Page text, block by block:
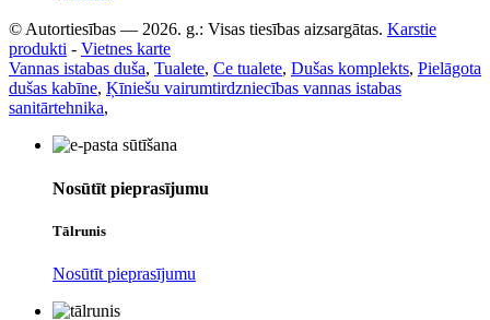
© Autortiesības — 2026. g.: Visas tiesības aizsargātas. Karstie
produkti - Vietnes karte
Vannas istabas duša, Tualete, Ce tualete, Dušas komplekts, Pielāgota
dušas kabīne, Ķīniešu vairumtirdzniecības vannas istabas
sanitārtehnika,
Nosūtīt pieprasījumu
Tālrunis
Nosūtīt pieprasījumu